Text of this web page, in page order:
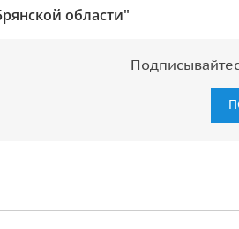
области"